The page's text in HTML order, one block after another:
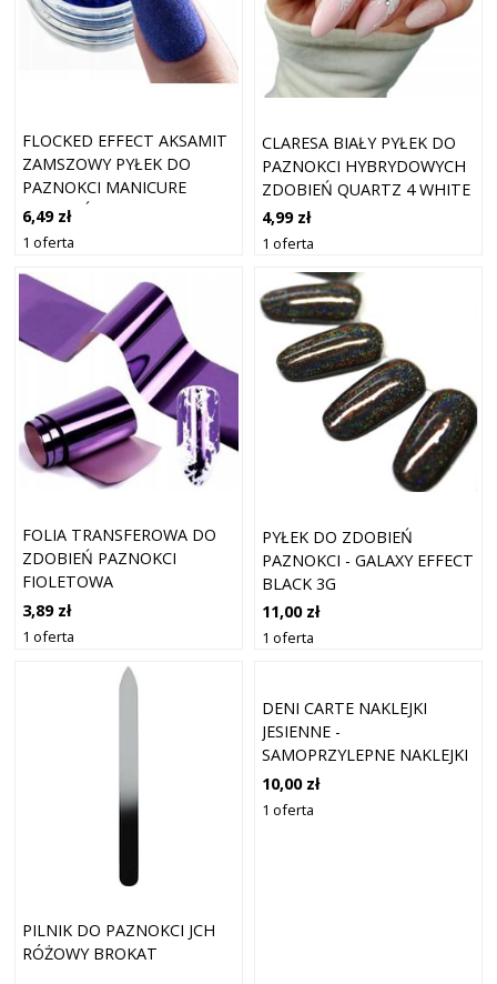
FLOCKED EFFECT AKSAMIT
ZAMSZOWY PYŁEK DO
PAZNOKCI MANICURE
ZDOBIEŃ GRANAT
6,49 zł
1 oferta
CLARESA BIAŁY PYŁEK DO
PAZNOKCI HYBRYDOWYCH
ZDOBIEŃ QUARTZ 4 WHITE
BLUE
4,99 zł
1 oferta
FOLIA TRANSFEROWA DO
ZDOBIEŃ PAZNOKCI
FIOLETOWA
3,89 zł
1 oferta
PYŁEK DO ZDOBIEŃ
PAZNOKCI - GALAXY EFFECT
BLACK 3G
11,00 zł
1 oferta
PILNIK DO PAZNOKCI JCH
RÓŻOWY BROKAT
DENI CARTE NAKLEJKI
JESIENNE -
SAMOPRZYLEPNE NAKLEJKI
NA PAZNOKCIE
10,00 zł
1 oferta